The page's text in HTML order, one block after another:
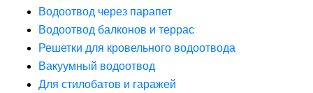
Водоотвод через парапет
Водоотвод балконов и террас
Решетки для кровельного водоотвода
Вакуумный водоотвод
Для стилобатов и гаражей